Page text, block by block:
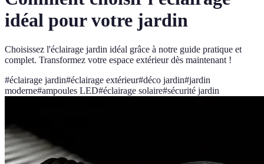
idéal pour votre jardin
Choisissez l'éclairage jardin idéal grâce à notre guide pratique et
complet. Transformez votre espace extérieur dès maintenant !
#éclairage jardin#éclairage extérieur#déco jardin#jardin
moderne#ampoules LED#éclairage solaire#sécurité jardin